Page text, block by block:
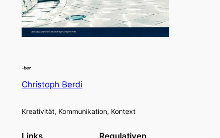
Christoph Berdi
Kreativität, Kommunikation, Kontext
Links Regulativen